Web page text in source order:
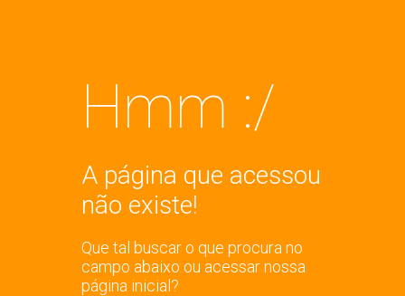
Hmm :/
A página que acessou
não existe!
Que tal buscar o que procura no
campo abaixo ou acessar nossa
página inicial?